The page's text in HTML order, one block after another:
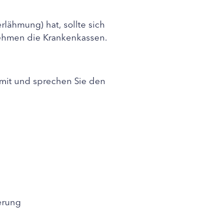
hat, sollte sich
die Krankenkassen.
und sprechen Sie den